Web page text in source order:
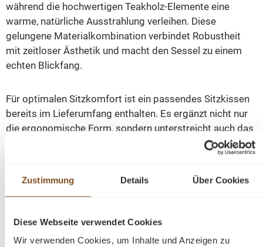
Zustimmung Details Über Cookies
Diese Webseite verwendet Cookies
Wir verwenden Cookies, um Inhalte und Anzeigen zu
während die hochwertigen Teakholz-Elemente eine
warme, natürliche Ausstrahlung verleihen. Diese
gelungene Materialkombination verbindet Robustheit
mit zeitloser Ästhetik und macht den Sessel zu einem
echten Blickfang.
Für optimalen Sitzkomfort ist ein passendes Sitzkissen
bereits im Lieferumfang enthalten. Es ergänzt nicht nur
die ergonomische Form, sondern unterstreicht auch das
harmonische Gesamtbild des Sessels. Dank seiner
durchdachten Gestaltung lässt sich der „Montgomery“
nahtlos mit weiteren Möbelstücken der Serie
kombinieren.
Ob für gesellige Dinner Abende im Freien oder
entspannte Stunden – dieser Sessel bietet Komfort, Stil